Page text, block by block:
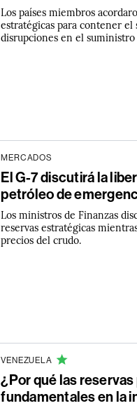
Los países miembros
estratégicas para contener
disrupciones en el
MERCADOS
El G-7 discutirá la
petróleo de
Los ministros de Finanzas
reservas estratégicas
precios del crudo.
VENEZUELA
¿Por qué las
fundamentales en la